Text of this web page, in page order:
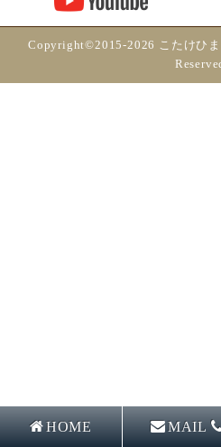
Copyright©2015-2026 こたけひ
HOME MAIL